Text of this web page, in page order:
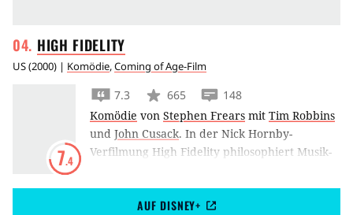
HIGH FIDELITY
US(2000) | Komödie,Coming of Age-Film
7.4
7.3 665
148
Komödie von Stephen Frears mit Tim Robbins
und John Cusack. In der Nick Hornby-
Verfilmung High Fidelity philosophiert Musik-
und warum all seine Beziehungen damit
enden, dass er von seinen Freundinnen
AUF DISNEY+